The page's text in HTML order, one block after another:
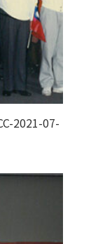
2021-07-